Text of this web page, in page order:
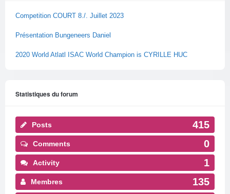
Competition COURT 8./. Juillet 2023
Présentation Bungeneers Daniel
2020 World Atlatl ISAC World Champion is CYRILLE HUC
Statistiques du forum
Posts 415
Comments 0
Activity 1
Membres 135